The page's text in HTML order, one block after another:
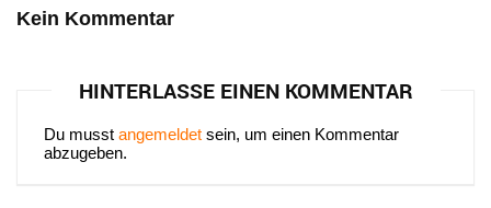
Kein Kommentar
HINTERLASSE EINEN KOMMENTAR
Du musst angemeldet sein, um einen Kommentar
abzugeben.